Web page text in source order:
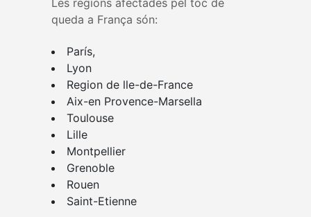
queda a França són:
París,
Lyon
Region de lle-de-France
Aix-en Provence-Marsella
Toulouse
Lille
Montpellier
Grenoble
Rouen
Saint-Etienne